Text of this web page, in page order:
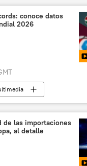
conoce datos
2026
de 2026
fútbol
de las importaciones
al detalle